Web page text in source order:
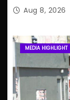
Aug 8, 2026
MEDIA HIGHLIGHT